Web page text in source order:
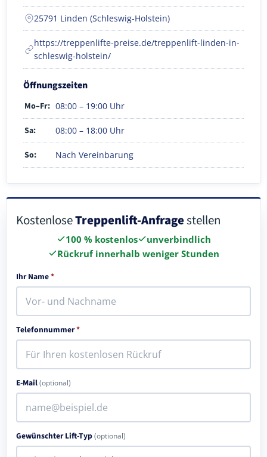
25791 Linden (Schleswig-Holstein)
https://treppenlifte-preise.de/treppenlift-linden-in-
schleswig-holstein/
Öffnungszeiten
Mo–Fr: 08:00 – 19:00 Uhr
Sa: 08:00 – 18:00 Uhr
So: Nach Vereinbarung
KostenloseTreppenlift-Anfragestellen
100 % kostenlos
unverbindlich
Rückruf innerhalb weniger Stunden
Ihr Name*
Telefonnummer*
E-Mail(optional)
Gewünschter Lift-Typ(optional)